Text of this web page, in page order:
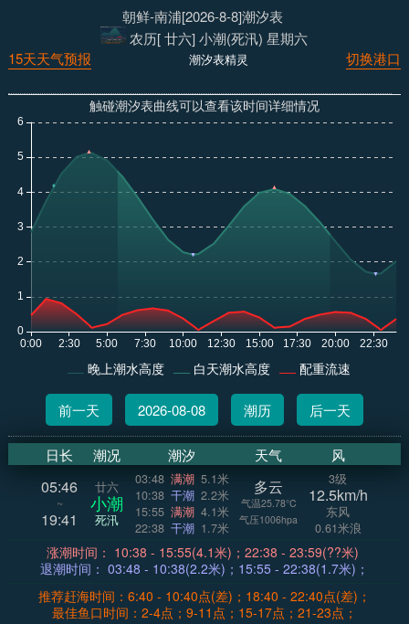
朝鲜-南浦[2026-8-8]潮汐表
农历[ 廿六] 小潮(死汛) 星期六
切换港口
潮汐表精灵
15天天气预报
触碰潮汐表曲线可以查看该时间详细情况
晚上潮水高度 白天潮水高度 配重流速
前一天 2026-08-08 潮历 后一天
日长 潮况 潮汐 天气 风
05:46
~
19:41
廿六
小潮
死汛
03:48 满潮 5.1米
10:38 干潮 2.2米
15:55 满潮 4.1米
22:38 干潮 1.7米
多云
气温25.78°C
气压1006hpa
3级
12.5km/h
东风
0.61米浪
涨潮时间： 10:38 - 15:55(4.1米)；22:38 - 23:59(??米)
退潮时间： 03:48 - 10:38(2.2米)；15:55 - 22:38(1.7米)；
推荐赶海时间：6:40 - 10:40点(差)；18:40 - 22:40点(差)；
最佳鱼口时间：2-4点；9-11点；15-17点；21-23点；